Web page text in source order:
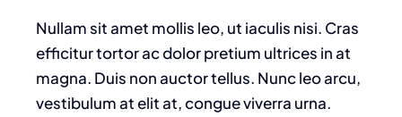
Nullam sit amet mollis leo, ut iaculis nisi. Cras
efficitur tortor ac dolor pretium ultrices in at
magna. Duis non auctor tellus. Nunc leo arcu,
vestibulum at elit at, congue viverra urna.